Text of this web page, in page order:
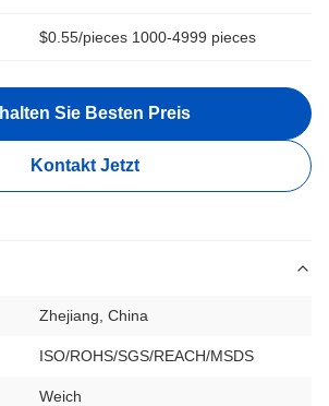
$0.55/pieces 1000-4999 pieces
Sie Besten Preis
Kontakt Jetzt
Zhejiang, China
ISO/ROHS/SGS/REACH/MSDS
Weich